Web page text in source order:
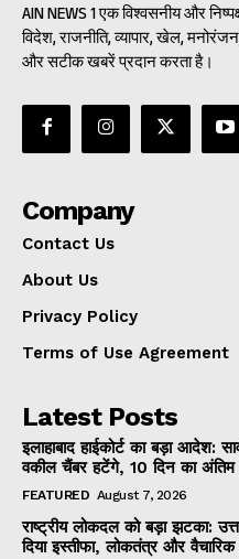
AIN NEWS 1 एक विश्वसनीय और
विदेश, राजनीति, व्यापार, खेल,
और सटीक खबरें प्रदान करता है।
Company
Contact Us
About Us
Privacy Policy
Terms of Use Agreement
Latest Posts
इलाहाबाद हाईकोर्ट का बड़ा
वकील चैंबर हटेंगे, 10 दिन का अंतिम
FEATURED August 7, 2026
राष्ट्रीय लोकदल को बड़ा झटका:
दिया इस्तीफा, लोकतंत्र और